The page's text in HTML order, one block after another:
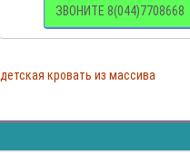
ЗВОНИТЕ 8(044)7708668
детская кровать из массива